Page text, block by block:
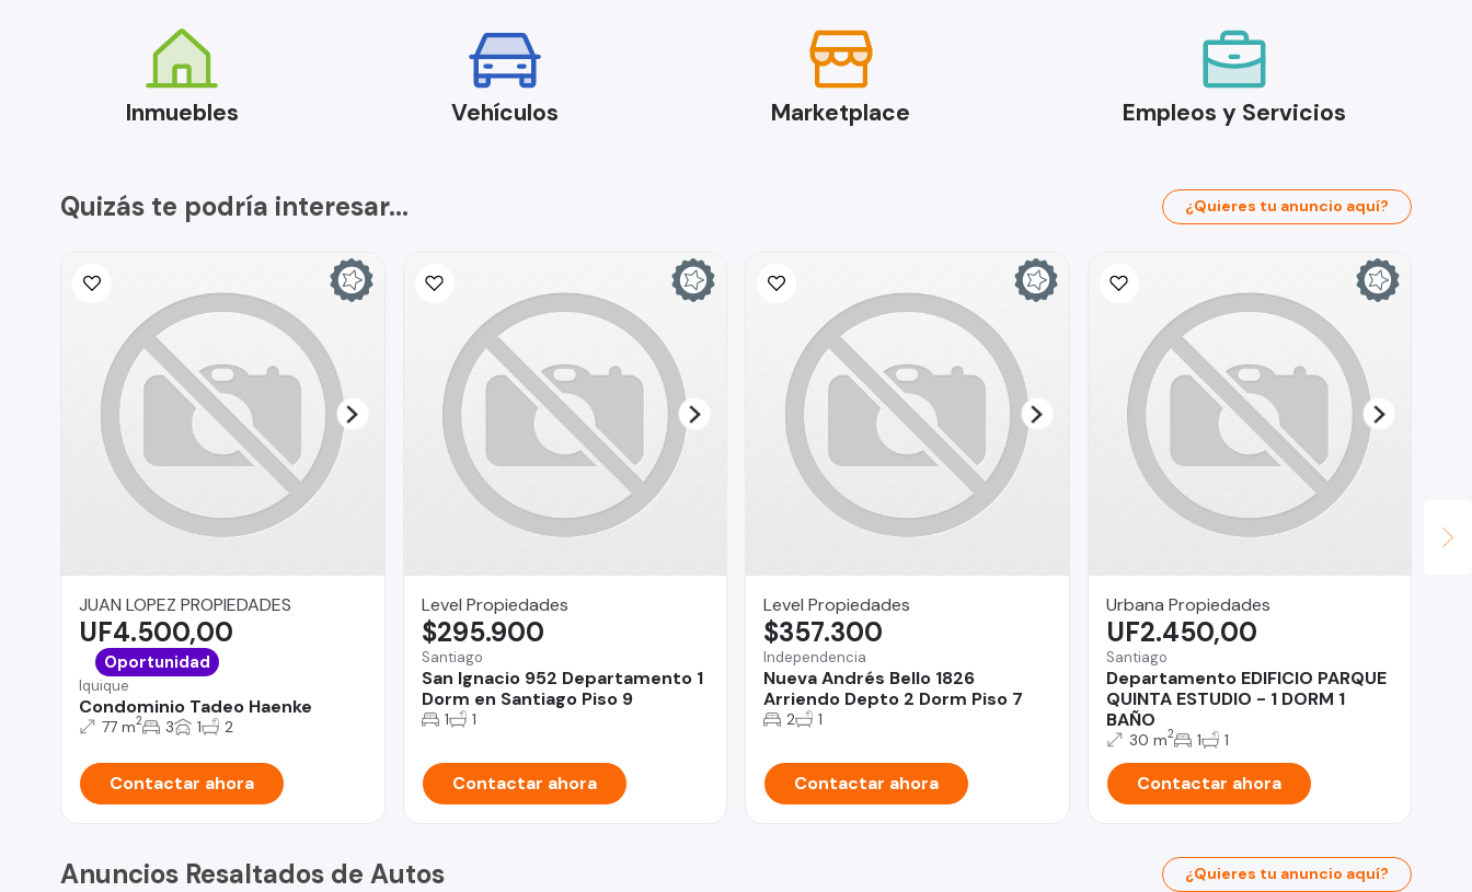
Inmuebles Vehículos Marketplace Empleos y Servicios
Quizás te podría interesar... ¿Quieres tu anuncio aquí?
JUAN LOPEZ PROPIEDADES
Iquique
Condominio Tadeo Haenke
UF4.500,00
Oportunidad
77 m2 3 1 2
Contactar ahora
Level Propiedades
Santiago
San Ignacio 952 Departamento 1
Dorm en Santiago Piso 9
$295.900
1 1
Contactar ahora
Level Propiedades
Independencia
Nueva Andrés Bello 1826
Arriendo Depto 2 Dorm Piso 7
$357.300
2 1
Contactar ahora
Urbana Propiedades
Santiago
Departamento EDIFICIO PARQUE
QUINTA ESTUDIO - 1 DORM 1
BAÑO
UF2.450,00
30 m2 1 1
Contactar ahora
Anuncios Resaltados de Autos ¿Quieres tu anuncio aquí?